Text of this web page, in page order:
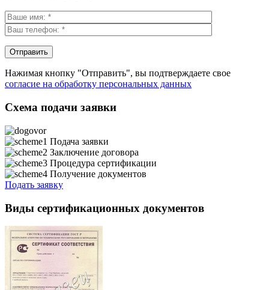
Нажимая кнопку "Отправить", вы подтверждаете свое
согласие на обработку персональных данных
Схема подачи заявки
Подача заявки
Заключение договора
Процедура сертификации
Получение документов
Подать заявку
Виды сертификационных документов